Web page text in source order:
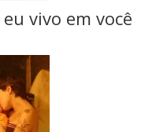
vivo em você